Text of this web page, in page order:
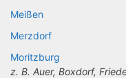
Meißen
Merzdorf
Moritzburg
z. B. Auer, Boxdorf,